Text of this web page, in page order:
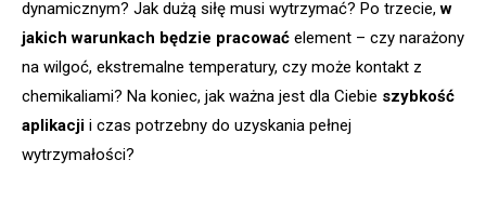
dynamicznym? Jak dużą siłę musi wytrzymać? Po trzecie,w
jakich warunkach będzie pracować element – czy narażony
na wilgoć, ekstremalne temperatury, czy może kontakt z
chemikaliami? Na koniec, jak ważna jest dla Ciebie szybkość
aplikacji i czas potrzebny do uzyskania pełnej
wytrzymałości?